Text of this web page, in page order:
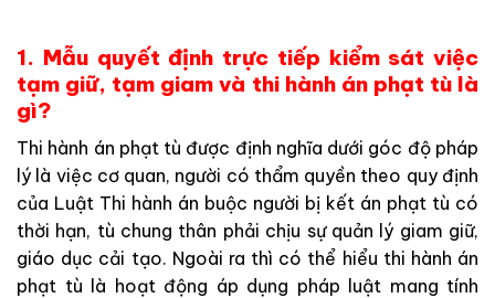
1. Mẫu quyết định trực tiếp kiểm sát việc
tạm giữ, tạm giam và thi hành án phạt tù là
gì?
Thi hành án phạt tù được định nghĩa dưới góc độ pháp
lý là việc cơ quan, người có thẩm quyền theo quy định
của Luật Thi hành án buộc người bị kết án phạt tù có
thời hạn, tù chung thân phải chịu sự quản lý giam giữ,
giáo dục cải tạo. Ngoài ra thì có thể hiểu thi hành án
phạt tù là hoạt động áp dụng pháp luật mang tính